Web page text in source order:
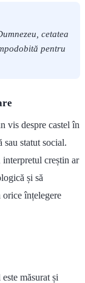
cetatea
pentru
vis despre castel în
sau statut social.
creștin ar
și să
înțelegere
măsurat și